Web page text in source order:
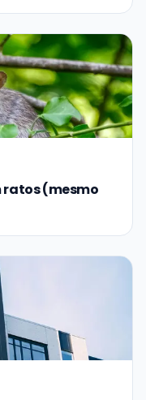
ratos (mesmo